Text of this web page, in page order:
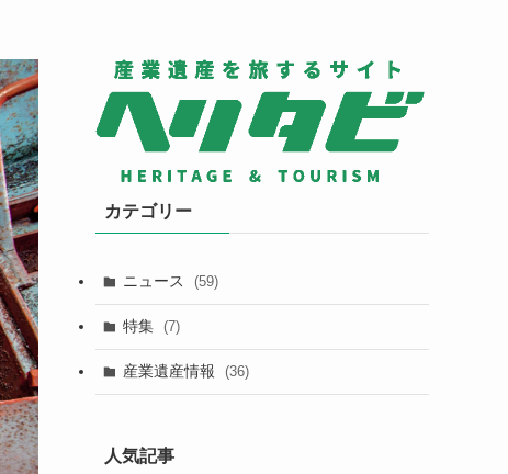
カテゴリー
ニュース (59)
特集 (7)
産業遺産情報 (36)
人気記事